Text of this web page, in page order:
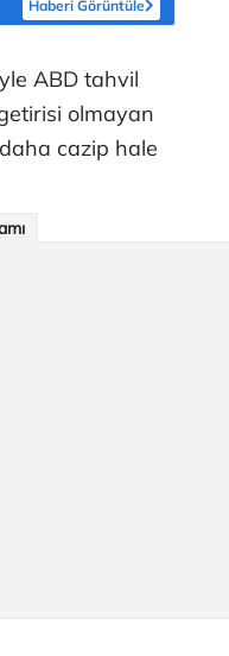
Haberi Görüntüle
ABD tahvil
olmayan
daha cazip hale